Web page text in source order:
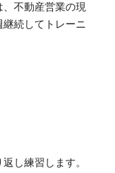
不動産営業の現
続してトレーニ
し練習します。